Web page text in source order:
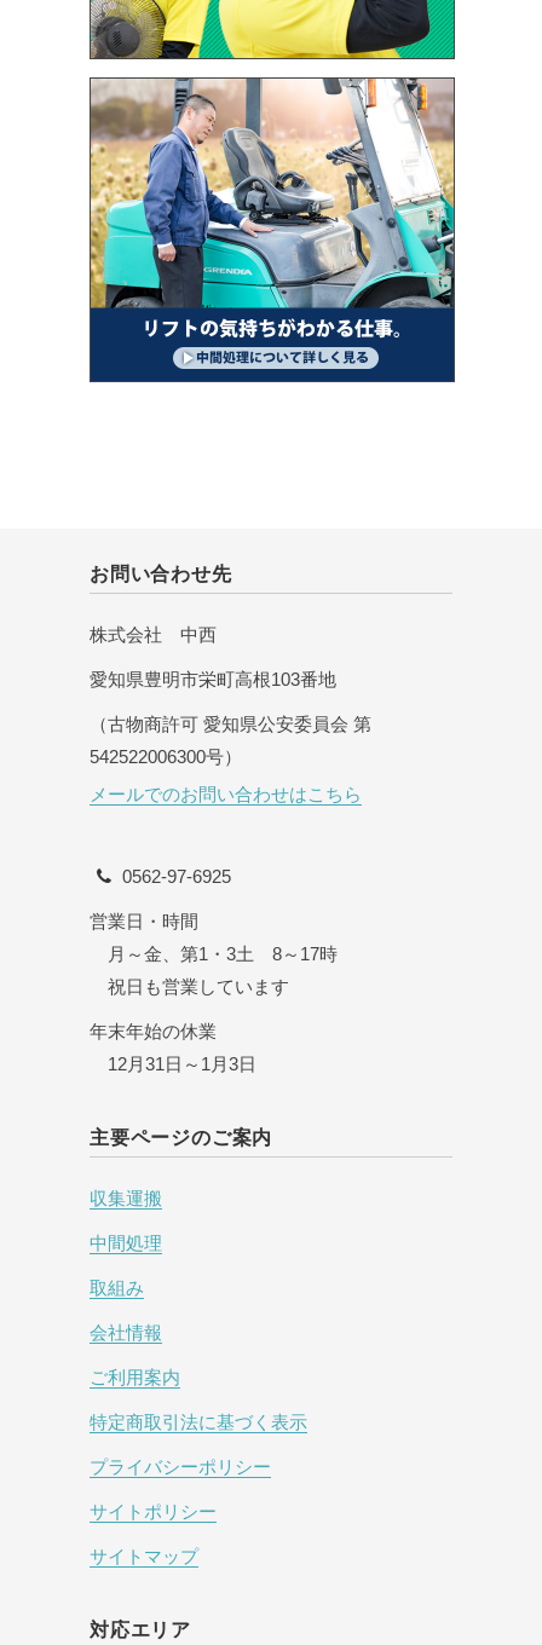
お問い合わせ先
株式会社 中西
愛知県豊明市栄町高根103番地
（古物商許可 愛知県公安委員会 第
542522006300号）
メールでのお問い合わせはこちら
0562-97-6925
営業日・時間
月～金、第1・3土 8～17時
祝日も営業しています
年末年始の休業
12月31日～1月3日
主要ページのご案内
収集運搬
中間処理
取組み
会社情報
ご利用案内
特定商取引法に基づく表示
プライバシーポリシー
サイトポリシー
サイトマップ
対応エリア